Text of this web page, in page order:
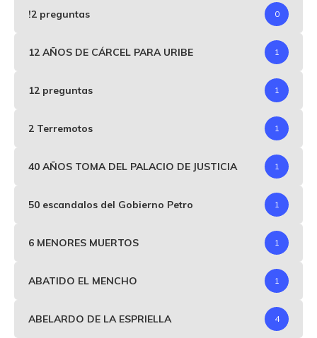
!2 preguntas 0
12 AÑOS DE CÁRCEL PARA URIBE 1
12 preguntas 1
2 Terremotos 1
40 AÑOS TOMA DEL PALACIO DE JUSTICIA 1
50 escandalos del Gobierno Petro 1
6 MENORES MUERTOS 1
ABATIDO EL MENCHO 1
ABELARDO DE LA ESPRIELLA 4